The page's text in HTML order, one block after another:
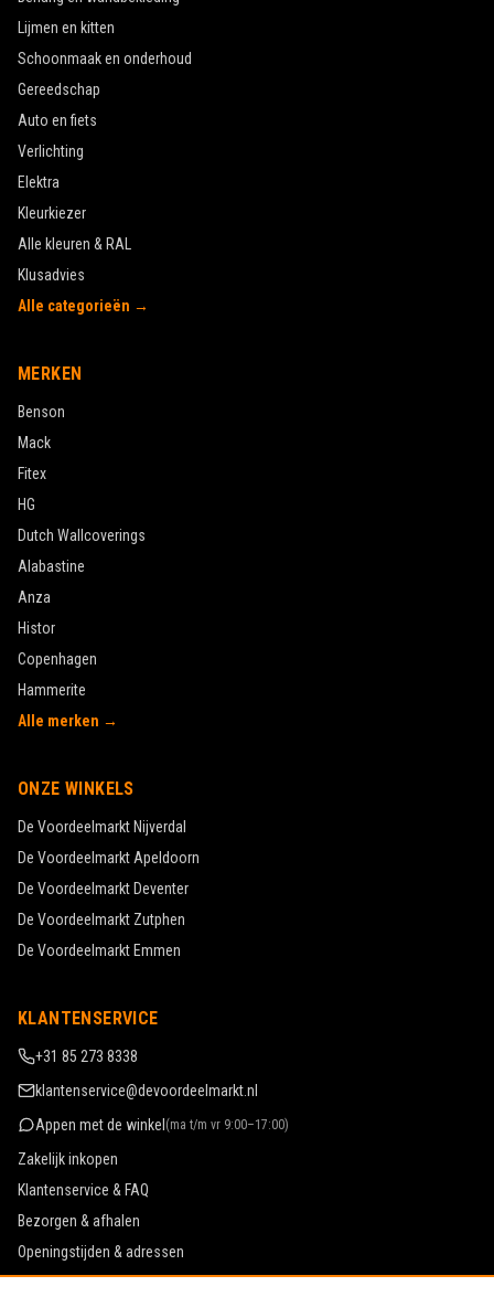
Lijmen en kitten
Schoonmaak en onderhoud
Gereedschap
Auto en fiets
Verlichting
Elektra
Kleurkiezer
Alle kleuren & RAL
Klusadvies
Alle categorieën →
MERKEN
Benson
Mack
Fitex
HG
Dutch Wallcoverings
Alabastine
Anza
Histor
Copenhagen
Hammerite
Alle merken →
ONZE WINKELS
De VoordeelmarktNijverdal
De Voordeelmarkt Apeldoorn
De VoordeelmarktDeventer
De Voordeelmarkt Zutphen
De VoordeelmarktEmmen
KLANTENSERVICE
+31 85 273 8338
klantenservice@devoordeelmarkt.nl
Appen met de winkel(ma t/m vr 9:00–17:00)
Zakelijk inkopen
Klantenservice & FAQ
Bezorgen & afhalen
Openingstijden & adressen
Werken bij De Voordeelmarkt